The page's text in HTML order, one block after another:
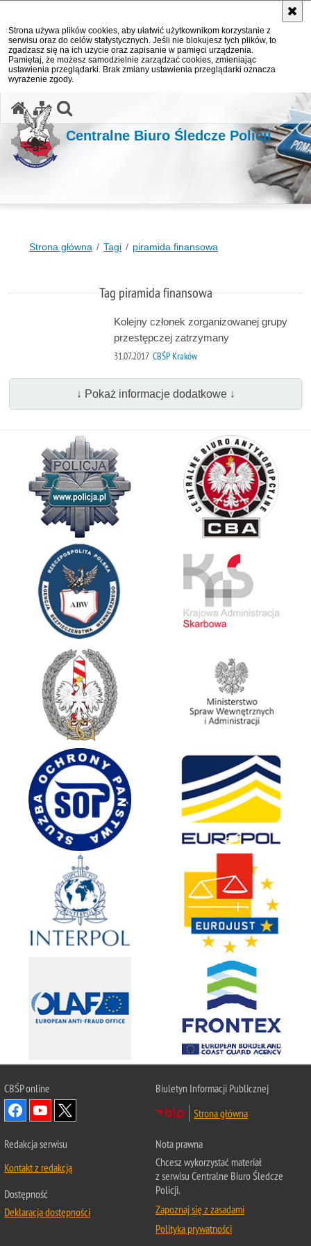
Strona używa plików cookies, aby ułatwić użytkownikom korzystanie z
serwisu oraz do celów statystycznych. Jeśli nie blokujesz tych plików, to
zgadzasz się na ich użycie oraz zapisanie w pamięci urządzenia.
Pamiętaj, że możesz samodzielnie zarządzać cookies, zmieniając
ustawienia przeglądarki. Brak zmiany ustawienia przeglądarki oznacza
wyrażenie zgody.
Centralne Biuro Śledcze Policji
Strona główna Tagi piramida finansowa
Tag piramida finansowa
Kolejny członek zorganizowanej grupy
przestępczej zatrzymany
31.07.2017 CBŚP Kraków
↓ Pokaż informacje dodatkowe ↓
CBŚPonline
Biuletyn Informacji Publicznej
Strona główna
Redakcja serwisu
Kontakt z redakcją
Dostępność
Deklaracja dostępności
Nota prawna
Chcesz wykorzystać materiał
z serwisu Centralne Biuro Śledcze
Policji.
Zapoznaj się z zasadami
Polityka prywatności